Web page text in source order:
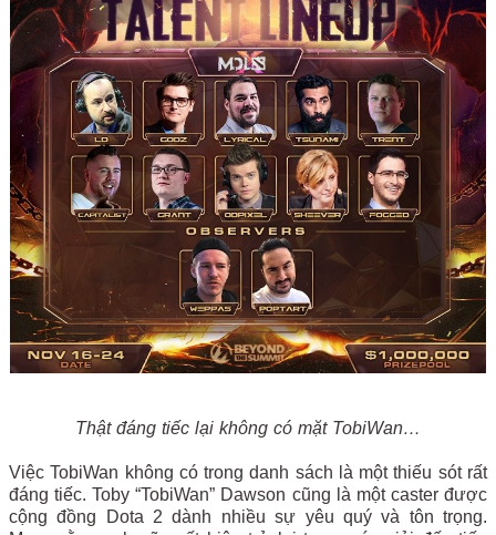
Thật đáng tiếc lại không có mặt TobiWan…
Việc TobiWan không có trong danh sách là một thiếu sót rất
đáng tiếc. Toby “TobiWan” Dawson cũng là một caster được
cộng đồng Dota 2 dành nhiều sự yêu quý và tôn trọng.